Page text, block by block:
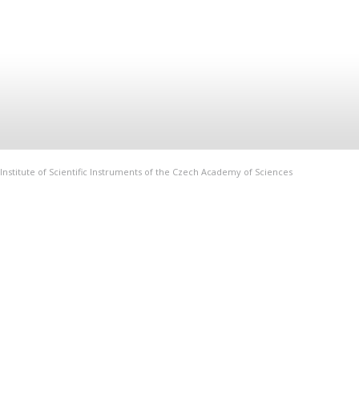
Institute of Scientific Instruments of the Czech Academy of Sciences